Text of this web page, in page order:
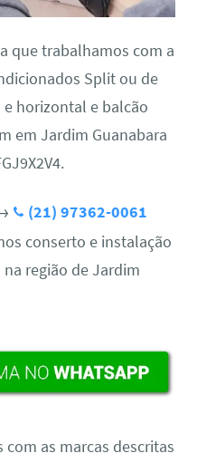
que trabalhamos com a
Split ou de
horizontal e balcão
em Jardim Guanabara
(21) 97362-0061
conserto e instalação
região de Jardim
as marcas descritas